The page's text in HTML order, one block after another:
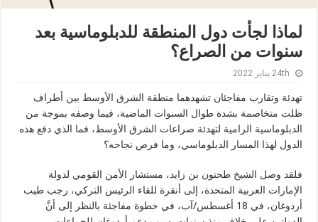
لماذا لجأت دول المنطقة للدبلوماسية بعد
سنوات من الصراع؟
24th يناير 2022
تهدئة وتقارب مفاجئان تشهدهما منطقة الشرق الأوسط بين أطراف
ظلت متخاصمة بشدة طوال السنوات الماضية، فيما وصفه بموجة من
الدبلوماسية الرامية لتهدئة صراعات الشرق الأوسط، فما الذي دفع هذه
الدول لهذا المسار الدبلوماسي، وما فرص نجاحه؟
فلقد وصل الشيخ طحنون بن زايد، مستشار الأمن القومي لدولة
الإمارات العربية المتحدة، إلى أنقرة للقاء الرئيس التركي، رجب طيب
أردوغان، في 18 أغسطس/آب، في خطوة مفاجئة بالنظر إلى أنَّ